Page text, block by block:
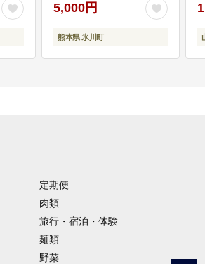
5,000円
熊本県 氷川町
定期便
肉類
旅行・宿泊・体験
麺類
野菜